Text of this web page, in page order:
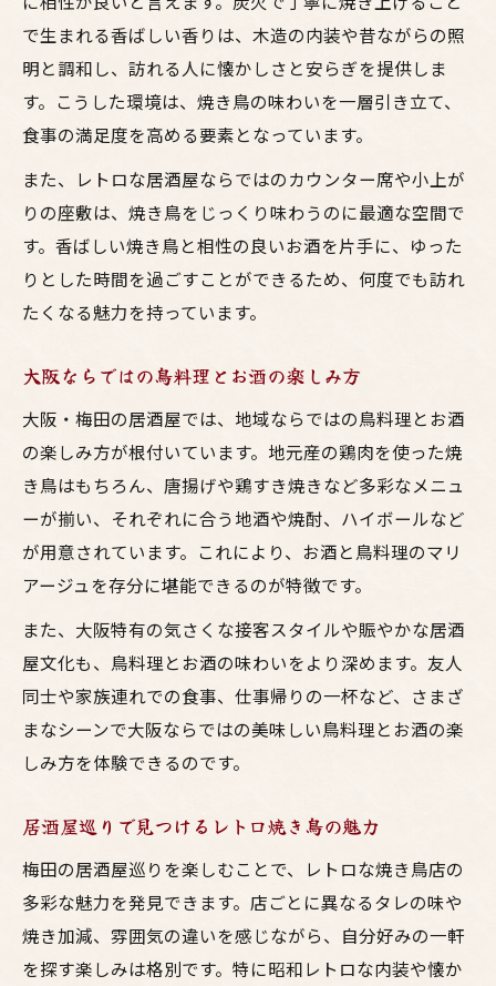
で生まれる香ばしい香りは、木造の内装や昔ながらの照
明と調和し、訪れる人に懐かしさと安らぎを提供しま
す。こうした環境は、焼き鳥の味わいを一層引き立て、
食事の満足度を高める要素となっています。
また、レトロな居酒屋ならではのカウンター席や小上が
りの座敷は、焼き鳥をじっくり味わうのに最適な空間で
す。香ばしい焼き鳥と相性の良いお酒を片手に、ゆった
りとした時間を過ごすことができるため、何度でも訪れ
たくなる魅力を持っています。
大阪ならではの鳥料理とお酒の楽しみ方
大阪・梅田の居酒屋では、地域ならではの鳥料理とお酒
の楽しみ方が根付いています。地元産の鶏肉を使った焼
き鳥はもちろん、唐揚げや鶏すき焼きなど多彩なメニュ
ーが揃い、それぞれに合う地酒や焼酎、ハイボールなど
が用意されています。これにより、お酒と鳥料理のマリ
アージュを存分に堪能できるのが特徴です。
また、大阪特有の気さくな接客スタイルや賑やかな居酒
屋文化も、鳥料理とお酒の味わいをより深めます。友人
同士や家族連れでの食事、仕事帰りの一杯など、さまざ
まなシーンで大阪ならではの美味しい鳥料理とお酒の楽
しみ方を体験できるのです。
居酒屋巡りで見つけるレトロ焼き鳥の魅力
梅田の居酒屋巡りを楽しむことで、レトロな焼き鳥店の
多彩な魅力を発見できます。店ごとに異なるタレの味や
焼き加減、雰囲気の違いを感じながら、自分好みの一軒
を探す楽しみは格別です。特に昭和レトロな内装や懐か